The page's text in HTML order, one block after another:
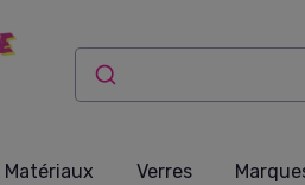
Matériaux Verres